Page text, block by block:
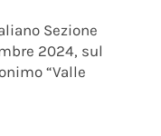
Sezione
2024, sul
“Valle